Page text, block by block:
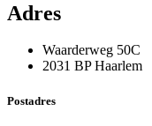
Adres
Waarderweg 50C
2031 BP Haarlem
Postadres